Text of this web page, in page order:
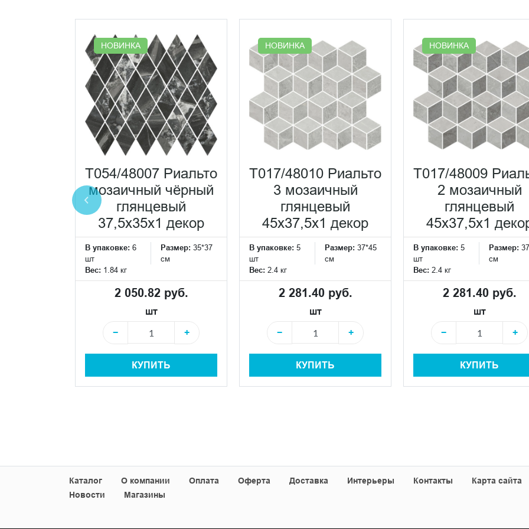
НОВИНКА
T054/48007 Риальто
мозаичный чёрный
глянцевый
37,5x35x1 декор
В упаковке: 6
шт
Размер: 35*37
см
Вес: 1.84 кг
2 050.82 руб.
шт
−
+
КУПИТЬ
НОВИНКА
T017/48010 Риальто
3 мозаичный
глянцевый
45x37,5x1 декор
В упаковке: 5
шт
Размер: 37*45
см
Вес: 2.4 кг
2 281.40 руб.
шт
−
+
КУПИТЬ
НОВИНКА
T017/48009
2 мозаичный
глянцевый
45x37,5x1
В упаковке: 5
шт
Размер:
см
Вес: 2.4 кг
2 281.40 руб.
шт
−
+
КУПИТЬ
Каталог О компании Оплата Оферта Доставка Интерьеры Контакты
Карта сайта
Новости
Магазины